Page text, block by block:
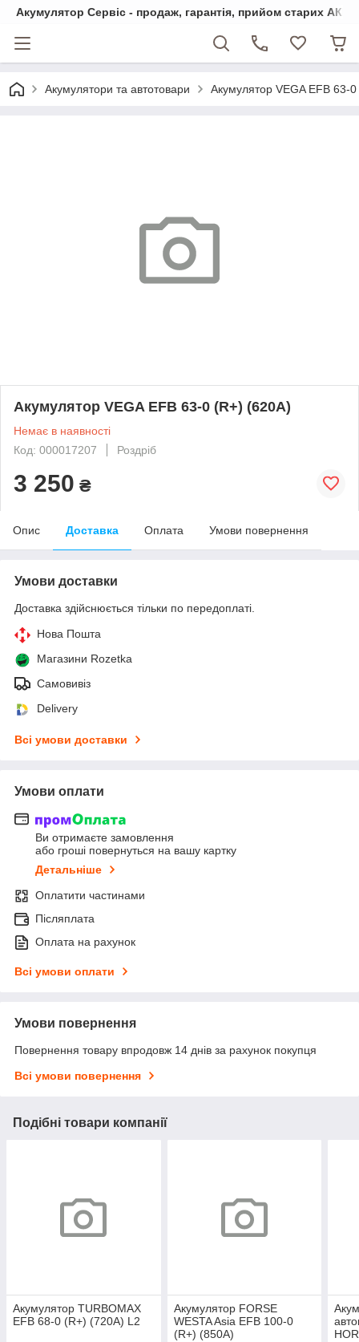
Акумулятор Сервіс - продаж, гарантія, прийом старих АКБ
Акумулятори та автотовари Акумулятор VEGA EFB 63-
Акумулятор VEGA EFB 63-0 (R+) (620A)
Немає в наявності
Код: 000017207
Роздріб
3 250 ₴
Опис Доставка Оплата Умови повернення
Умови доставки
Доставка здійснюється тільки по передоплаті.
Нова Пошта
Магазини Rozetka
Самовивіз
Delivery
Всі умови доставки
Умови оплати
Ви отримаєте замовлення
або гроші повернуться на вашу картку
Детальніше
Оплатити частинами
Післяплата
Оплата на рахунок
Всі умови оплати
Умови повернення
Повернення товару впродовж 14 днів за рахунок покупця
Всі умови повернення
Подібні товари компанії
Акумулятор TURBOMAX
EFB 68-0 (R+) (720A) L2
Акумулятор FORSE
WESTA Asia EFB 100-0
(R+) (850А)